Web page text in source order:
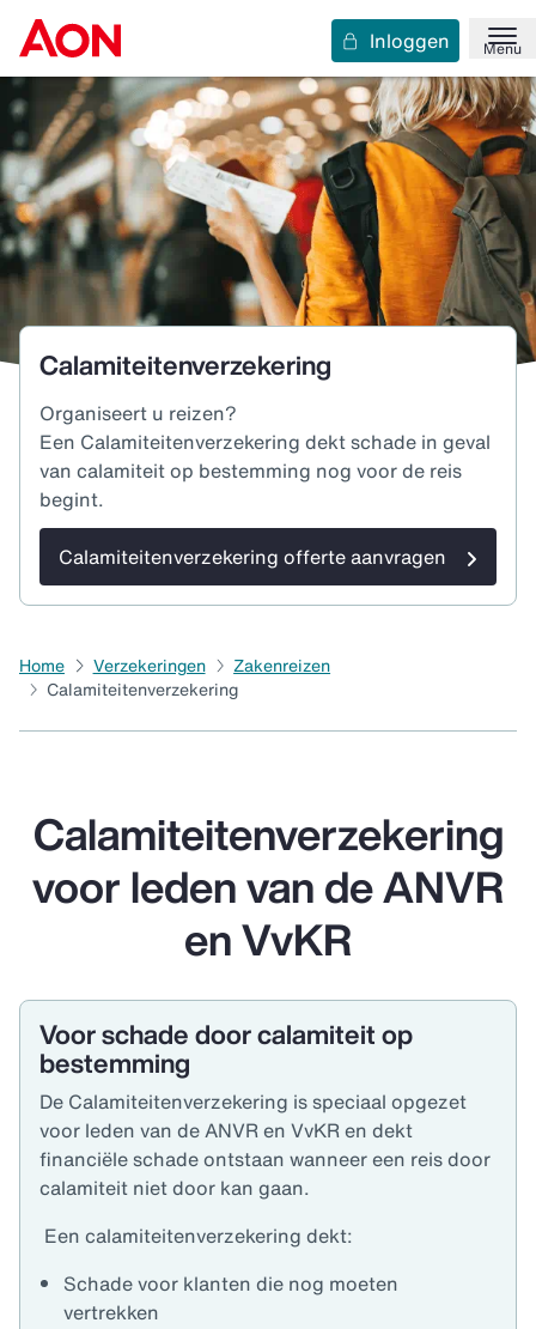
Menu
Inloggen
Calamiteitenverzekering
Organiseert u reizen?
Een Calamiteitenverzekering dekt schade in geval
van calamiteit op bestemming nog voor de reis
begint.
Calamiteitenverzekering offerte aanvragen
Home Verzekeringen
Zakenreizen
Calamiteitenverzekering
Calamiteitenverzekering
voor leden van de ANVR
en VvKR
Voor schade door calamiteit op
bestemming
De Calamiteitenverzekering is speciaal opgezet
voor leden van de ANVRen VvKR en dekt
financiële schade ontstaan wanneer een reis door
calamiteit niet door kan gaan.
Een calamiteitenverzekering dekt:
Schade voor klanten die nog moeten
vertrekken